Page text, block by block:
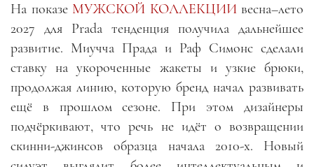
На показе МУЖСКОЙ КОЛЛЕКЦИИвесна–лето
2027 для Prada тенденция получила дальнейшее
развитие. Миучча Прада и Раф Симонс сделали
ставку на укороченные жакеты и узкие брюки,
продолжая линию, которую бренд начал развивать
ещё в прошлом сезоне. При этом дизайнеры
подчёркивают, что речь не идёт о возвращении
скинни-джинсов образца начала 2010-х. Новый